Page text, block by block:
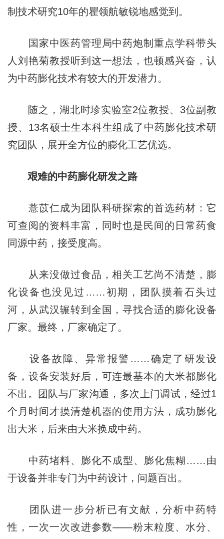
制技术研究10年的瞿领航敏锐地感觉到。
国家中医药管理局中药炮制重点学科带头
人刘艳菊教授听到这一想法，也顿感兴奋，认
为中药膨化技术有较大的开发潜力。
随之，湖北时珍实验室2位教授、3位副教
授、13名硕士生本科生组成了中药膨化技术研
究团队，展开全方位的膨化工艺优选。
艰难的中药膨化研发之路
薏苡仁成为团队科研探索的首选药材：它
可查阅的资料丰富，同时也是民间的日常药食
同源中药，接受度高。
从来没做过食品，相关工艺尚不清楚，膨
化设备也没见过……初期，团队摸着石头过
河，从武汉辗转到全国，寻找合适的膨化设备
厂家。最终，厂家确定了。
设备故障、异常报警……确定了研发设
备，设备安装好后，可连最基本的大米都膨化
不出。团队与厂家沟通，多次上门调试，经过1
个月时间才摸清楚机器的使用方法，成功膨化
出大米，后来由大米换成中药。
中药堵料、膨化不成型、膨化焦糊……由
于设备并非专门为中药设计，问题百出。
团队进一步分析已有文献，分析中药特
性，一次一次改进参数——粉末粒度、水分、